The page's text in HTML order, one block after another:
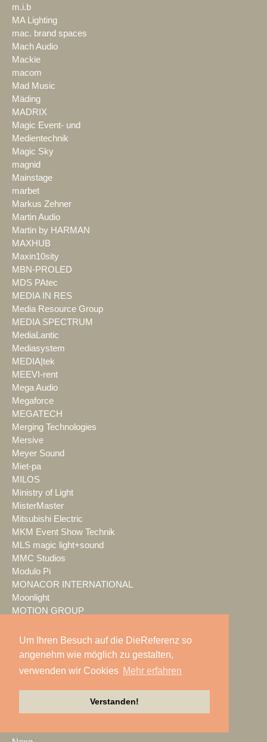
Um Ihren Besuch auf die DieReferenz so
angenehm wie möglich zu gestalten,
verwenden wir Cookies Mehr erfahren
Verstanden!
m.i.b
MA Lighting
mac. brand spaces
Mach Audio
Mackie
macom
Mad Music
Mäding
MADRIX
Magic Event- und
Medientechnik
Magic Sky
magnid
Mainstage
marbet
Markus Zehner
Martin Audio
Martin by HARMAN
MAXHUB
Maxin10sity
MBN-PROLED
MDS PAtec
MEDIA IN RES
Media Resource Group
MEDIA SPECTRUM
MediaLantic
Mediasystem
MEDIA|tek
MEEVI-rent
Mega Audio
Megaforce
MEGATECH
Merging Technologies
Mersive
Meyer Sound
Miet-pa
MILOS
Ministry of Light
MisterMaster
Mitsubishi Electric
MKM Event Show Technik
MLS magic light+sound
MMC Studios
Modulo Pi
MONACOR INTERNATIONAL
Moonlight
MOTION GROUP
msm studio group
Müller BBM
MUTEC
NEC Display Solutions
Neumann&Müller